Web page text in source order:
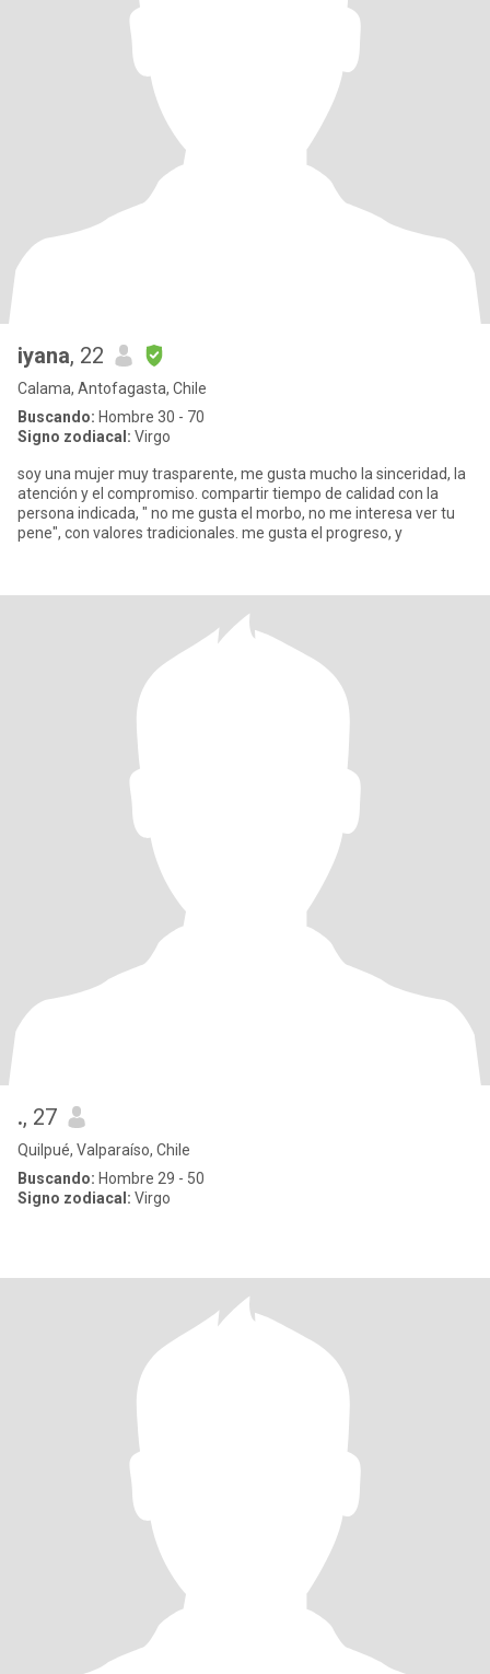
iyana, 22
Calama, Antofagasta, Chile
Buscando: Hombre 30 - 70
Signo zodiacal: Virgo
soy una mujer muy trasparente, me gusta mucho la sinceridad, la
atención y el compromiso. compartir tiempo de calidad con la
persona indicada, " no me gusta el morbo, no me interesa ver tu
pene", con valores tradicionales. me gusta el progreso, y
., 27
Quilpué, Valparaíso, Chile
Buscando: Hombre 29 - 50
Signo zodiacal: Virgo